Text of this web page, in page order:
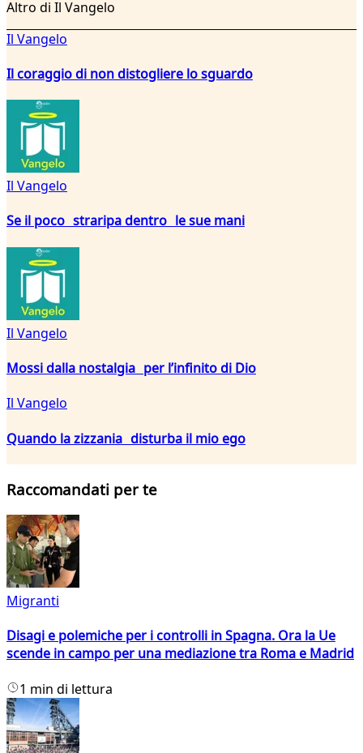
Altro di Il Vangelo
Il Vangelo
Il coraggio di non distogliere lo sguardo
Il Vangelo
Se il poco straripa dentro le sue mani
Il Vangelo
Mossi dalla nostalgia per l’infinito di Dio
Il Vangelo
Quando la zizzania disturba il mio ego
Raccomandati per te
Migranti
Disagi e polemiche per i controlli in Spagna. Ora la Ue
scende in campo per una mediazione tra Roma e Madrid
1 min di lettura